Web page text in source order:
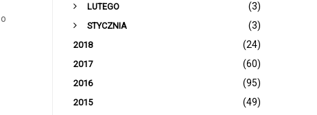
LUTEGO (3)
STYCZNIA (3)
2018 (24)
2017 (60)
2016 (95)
2015 (49)